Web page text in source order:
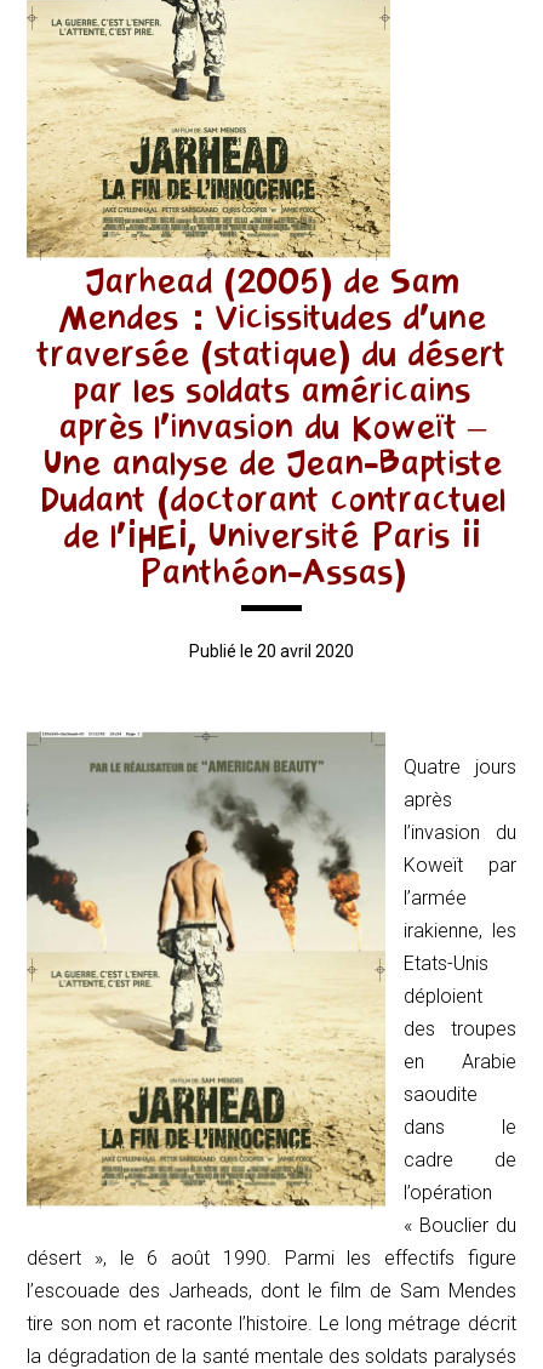
Jarhead (2005) de Sam
Mendes : Vicissitudes d’une
traversée (statique) du désert
par les soldats américains
après l’invasion du Koweït –
Une analyse de Jean-Baptiste
Dudant (doctorant contractuel
de l’IHEI, Université Paris II
Panthéon-Assas)
Publié le 20 avril 2020
Quatre jours
après
l’invasion du
Koweït par
l’armée
irakienne, les
Etats-Unis
déploient
des troupes
en Arabie
saoudite
dans le
cadre de
l’opération
« Bouclier du
désert », le 6 août 1990. Parmi les effectifs figure
l’escouade des Jarheads, dont le film de Sam Mendes
tire son nom et raconte l’histoire. Le long métrage décrit
la dégradation de la santé mentale des soldats paralysés